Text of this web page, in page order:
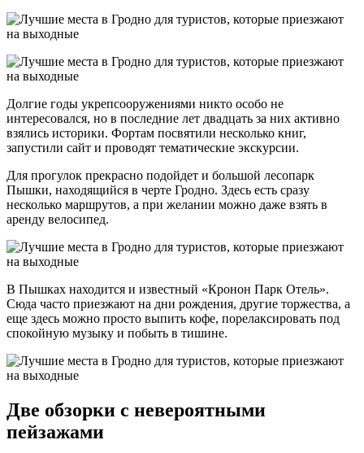
Долгие годы укрепсооружениями никто особо не
интересовался, но в последние лет двадцать за них активно
взялись историки. Фортам посвятили несколько книг,
запустили сайт и проводят тематические экскурсии.
Для прогулок прекрасно подойдет и большой лесопарк
Пышки, находящийся в черте Гродно. Здесь есть сразу
несколько маршрутов, а при желании можно даже взять в
аренду велосипед.
В Пышках находится и известный «Кронон Парк Отель».
Сюда часто приезжают на дни рождения, другие торжества, а
еще здесь можно просто выпить кофе, порелаксировать под
спокойную музыку и побыть в тишине.
Две обзорки с невероятными
пейзажами